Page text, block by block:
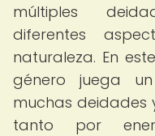
múltiples
diferentes
naturaleza. En
género juega
muchas deidades
tanto por